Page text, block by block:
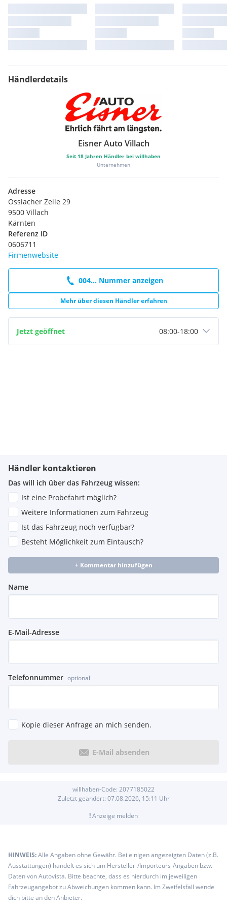
Spurhalteassistent (LDWS) mit Lenkeingriff (LKA)
18-Zoll Leichtmetallfelgen Silber
Extras:
Spurhalteassistent
Händlerdetails
Eisner Auto Villach
Seit 18 Jahren Händler bei willhaben
Unternehmen
Adresse
Ossiacher Zeile 29
9500 Villach
Kärnten
Referenz ID
0606711
Firmenwebsite
004... Nummer anzeigen
Mehr über diesen Händler erfahren
Jetzt geöffnet 08:00-18:00
Händler kontaktieren
Das will ich über das Fahrzeug wissen:
Ist eine Probefahrt möglich?
Weitere Informationen zum Fahrzeug
Ist das Fahrzeug noch verfügbar?
Besteht Möglichkeit zum Eintausch?
+ Kommentar hinzufügen
Name
E-Mail-Adresse
Telefonnummer optional
Kopie dieser Anfrage an mich senden.
E-Mail absenden
willhaben-Code: 2077185022
Zuletzt geändert: 07.08.2026, 15:11 Uhr
!Anzeige melden
HINWEIS:Alle Angaben ohne Gewähr. Bei einigen angezeigten Daten (z.B.
Ausstattungen) handelt es sich um Hersteller-/Importeurs-Angaben bzw.
Daten von Autovista. Bitte beachte, dass es hierdurch im jeweiligen
Fahrzeugangebot zu Abweichungen kommen kann. Im Zweifelsfall wende
dich bitte an den Anbieter.